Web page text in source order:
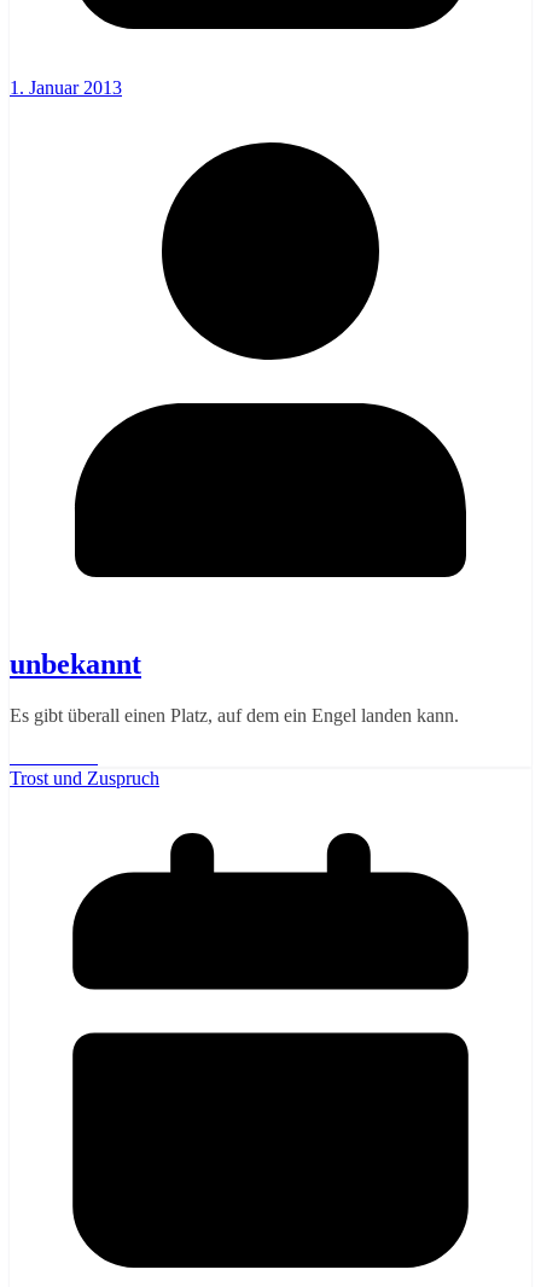
1. Januar 2013
unbekannt
Es gibt überall einen Platz, auf dem ein Engel landen kann.
Trost und Zuspruch